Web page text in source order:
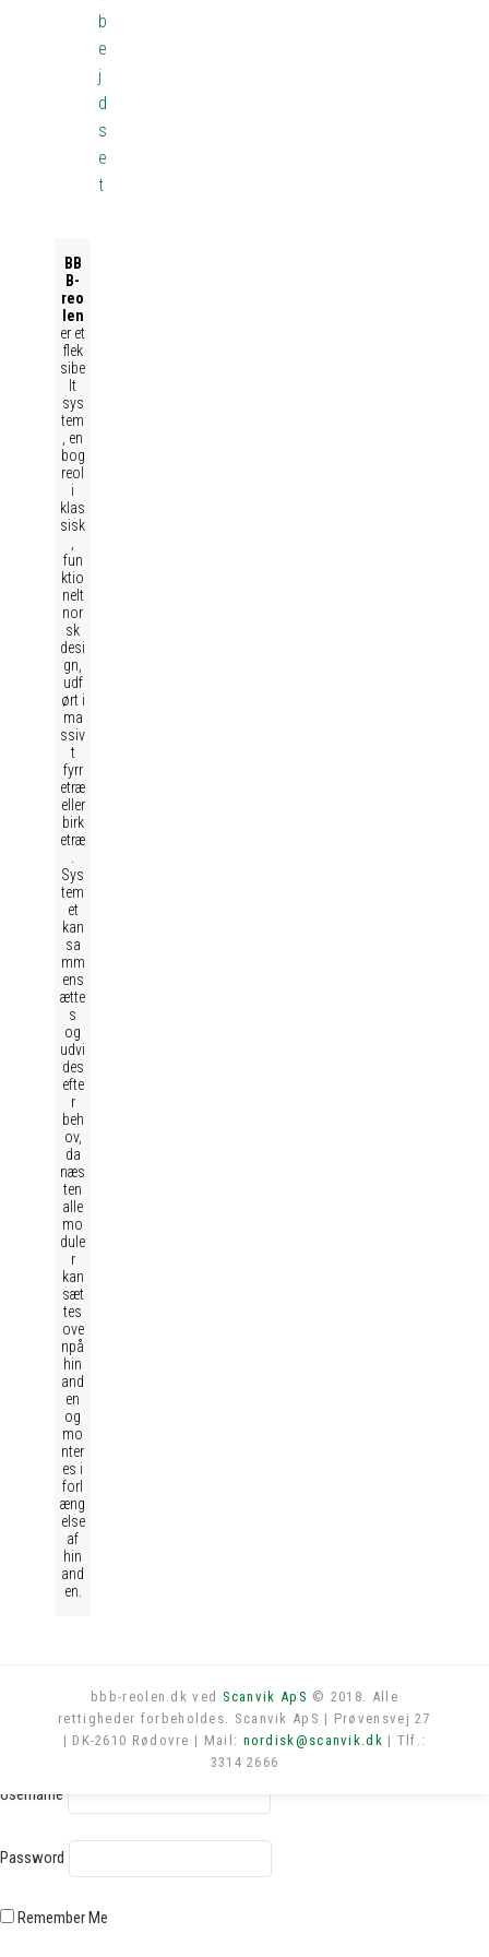
b
e
j
d
s
e
t
BB
B-
reo
len
er et
flek
sibe
lt
sys
tem
, en
bog
reol
i
klas
sisk
fun
ktio
nelt
nor
sk
desi
gn,
udf
ørt i
ma
ssiv
t
fyrr
etræ
eller
birk
etræ
Sys
tem
et
kan
sa
mm
ens
ætte
s
og
udvi
des
efte
r
beh
ov,
da
næs
ten
alle
mo
dule
r
kan
sæt
tes
ove
npå
hin
and
en
og
mo
nter
es i
forl
æng
else
af
hin
and
en.
bbb-reolen.dk ved Scanvik ApS © 2018. Alle
rettigheder forbeholdes. Scanvik ApS | Prøvensvej 27
| DK-2610 Rødovre | Mail: nordisk@scanvik.dk | Tlf.:
3314 2666
Log in
Username
Password
Remember Me